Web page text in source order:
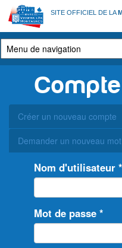
Aller
au
contenu
principal
SITE OFFICIEL DE LA
Onglets
principaux
Créer un nouveau compte
Demander un nouveau
Nom d'utilisateur *
Mot de passe *